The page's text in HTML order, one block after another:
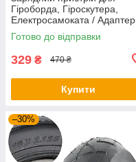
Гіроборда, Гіроскутера,
Електросамоката / Адаптер
для зарядки
Готово до відправки
329 ₴ 470 ₴
Купити
–30%